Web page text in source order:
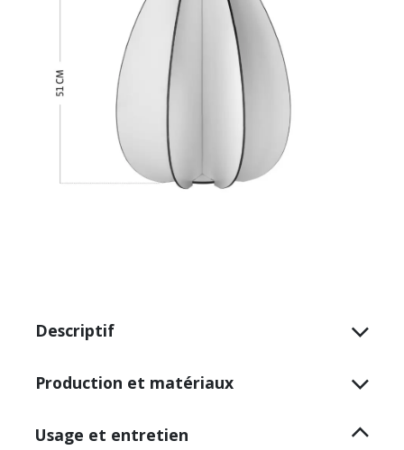
Descriptif
Production et matériaux
Usage et entretien